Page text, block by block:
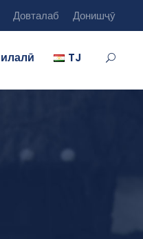
Довталаб Донишҷӯ
TJ